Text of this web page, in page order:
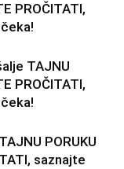
PROČITATI,
TAJNU
PROČITATI,
PORUKU
saznajte